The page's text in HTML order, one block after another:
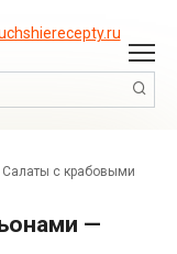
Салаты с крабовыми